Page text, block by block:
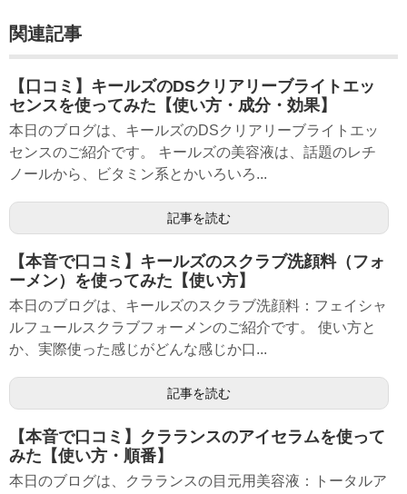
関連記事
【口コミ】キールズのDSクリアリーブライトエッ
センスを使ってみた【使い方・成分・効果】
本日のブログは、キールズのDSクリアリーブライトエッ
センスのご紹介です。 キールズの美容液は、話題のレチ
ノールから、ビタミン系とかいろいろ...
記事を読む
【本音で口コミ】キールズのスクラブ洗顔料（フォ
ーメン）を使ってみた【使い方】
本日のブログは、キールズのスクラブ洗顔料：フェイシャ
ルフュールスクラブフォーメンのご紹介です。 使い方と
か、実際使った感じがどんな感じか口...
記事を読む
【本音で口コミ】クラランスのアイセラムを使って
みた【使い方・順番】
本日のブログは、クラランスの目元用美容液：トータルア